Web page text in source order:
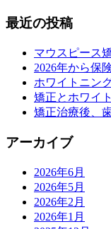
最近の投稿
マウスピース
2026年から保
ホワイトニン
矯正とホワイ
矯正治療後、
アーカイブ
2026年6月
2026年5月
2026年2月
2026年1月